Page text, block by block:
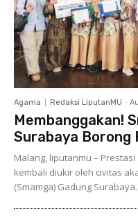
Agama Redaksi LiputanMU -
Membanggakan!
Surabaya Borong
Malang, liputanmu –
kembali diukir oleh civitas
(Smamga) Gadung